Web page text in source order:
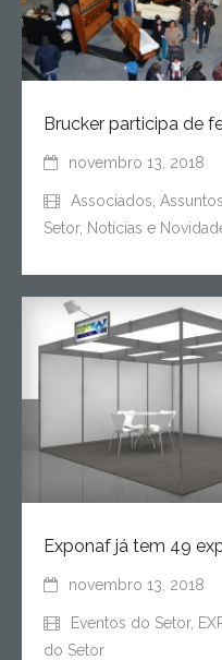
Brucker participa de
novembro 13, 2018
Associados
Setor, Notícias e
Exponaf já tem 49
novembro 13, 2018
Eventos do Setor,
do Setor